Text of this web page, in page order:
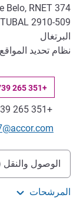
Belo, RNET 374
2910-509
البرتغال
نظام تحديد
+351 265 739 370
فاكس
+351 265 739 393
تواصل معنا
الوصول والتنقل
الوصول والنقل
المرشحات